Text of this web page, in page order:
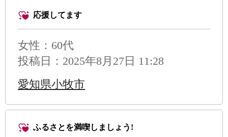
応援してます
女性：60代
投稿日：2025年8月27日 11:28
愛知県小牧市
ふるさとを満喫しましょう!